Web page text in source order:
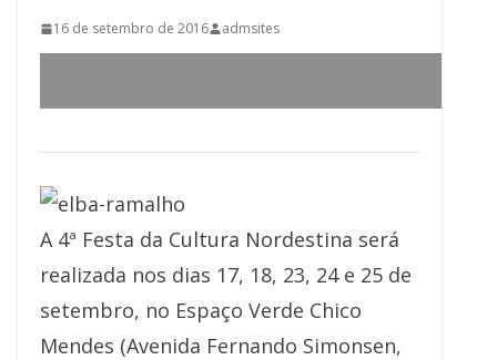
16 de setembro de 2016 admsites
A 4ª Festa da Cultura Nordestina será
realizada nos dias 17, 18, 23, 24 e 25 de
setembro, no Espaço Verde Chico
Mendes (Avenida Fernando Simonsen,